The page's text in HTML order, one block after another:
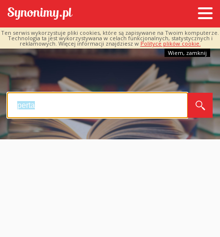
Ten serwis wykorzystuje pliki cookies, które są zapisywane na Twoim komputerze.
Technologia ta jest wykorzystywana w celach funkcjonalnych, statystycznych i
reklamowych. Więcej informacji znajdziesz w Polityce plików cookie.
Wiem, zamknij